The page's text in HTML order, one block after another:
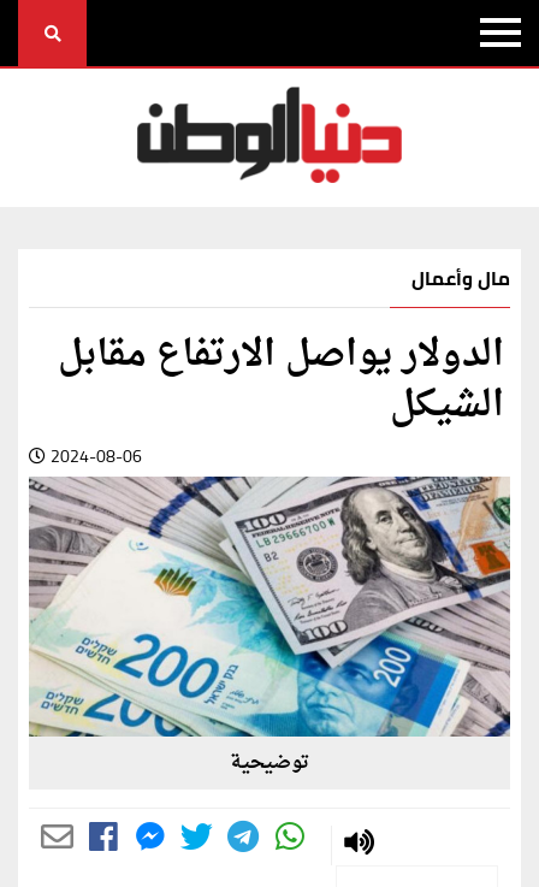
مال وأعمال
الدولار يواصل الارتفاع مقابل
الشيكل
2024-08-06
توضيحية